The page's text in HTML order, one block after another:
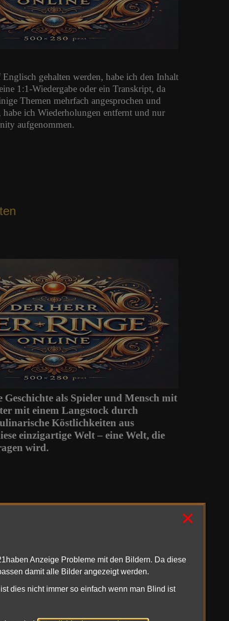
gehalten werden, habe ich den Inhalt
1:1-Wiedergabe oder ein Transkript, da
Themen mehrfach angesprochen und
ich Wiederholungen entfernt und nur
aufgenommen.
Geschichte als Spieler und Mensch mit
mit einem Langstock durch
Köstlichkeiten aus
einzigartige Welt – eine Welt, die
wird.
×
Anzeige Probleme mit den Bildern. Da diese
damit alle Bilder angezeigt werden.
dies nicht immer so einfach wenn man Blind ist